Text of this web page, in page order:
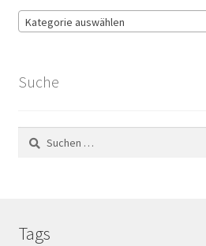
Kategorie auswählen
Suche
Suchen
nach:
Tags